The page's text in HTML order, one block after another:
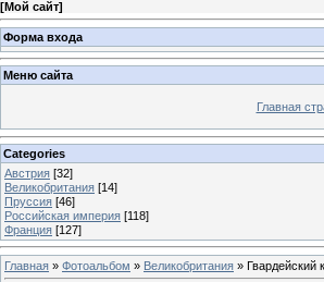
[Мой сайт]
Форма входа
Меню сайта
Главная
Categories
Австрия [32]
Великобритания [14]
Пруссия [46]
Российская империя [118]
Франция [127]
Главная » Фотоальбом » Великобритания » Гвардейский